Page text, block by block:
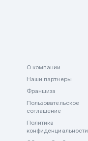
О компании
Наши партнеры
Франшиза
Пользовательское
соглашение
Политика
конфиденциальности